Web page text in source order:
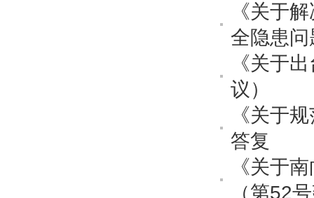
《关于
全隐患
《关于
议）
《关于
答复
《关于
（第52